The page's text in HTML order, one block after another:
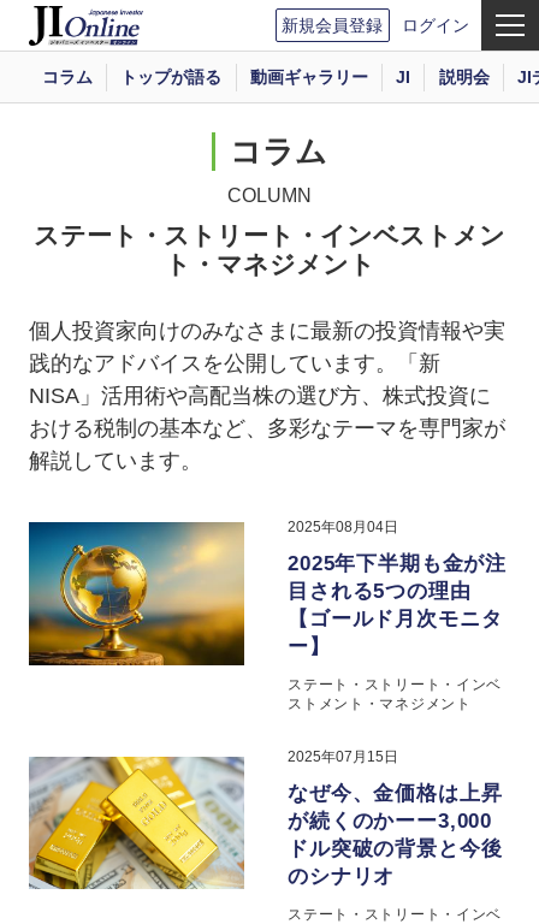
新規会員登録 ログイン
コラム トップが語る 動画ギャラリー JI 説明会 JI
コラム
COLUMN
ステート・ストリート・インベストメン
ト・マネジメント
個人投資家向けのみなさまに最新の投資情報や実
践的なアドバイスを公開しています。「新
NISA」活用術や高配当株の選び方、株式投資に
おける税制の基本など、多彩なテーマを専門家が
解説しています。
2025年08月04日
2025年下半期も金が注
目される5つの理由
【ゴールド月次モニタ
ー】
ステート・ストリート・インベ
ストメント・マネジメント
2025年07月15日
なぜ今、金価格は上昇
が続くのかーー3,000
ドル突破の背景と今後
のシナリオ
ステート・ストリート・インベ